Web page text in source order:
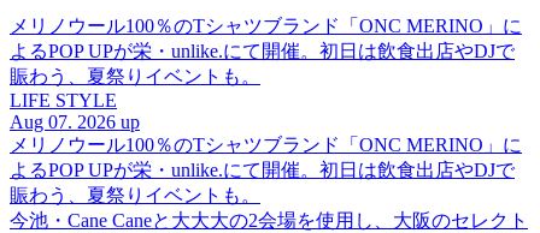
メリノウール100％のTシャツブランド「ONC MERINO」に
よるPOP UPが栄・unlike.にて開催。初日は飲食出店やDJで
賑わう、夏祭りイベントも。
LIFE STYLE
Aug 07. 2026 up
メリノウール100％のTシャツブランド「ONC MERINO」に
よるPOP UPが栄・unlike.にて開催。初日は飲食出店やDJで
賑わう、夏祭りイベントも。
今池・Cane Caneと大大大の2会場を使用し、大阪のセレクト